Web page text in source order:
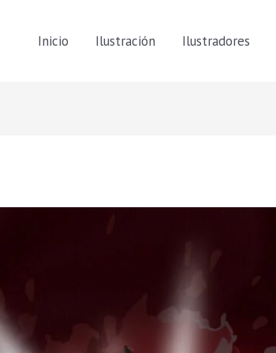
Inicio Ilustración Ilustradores